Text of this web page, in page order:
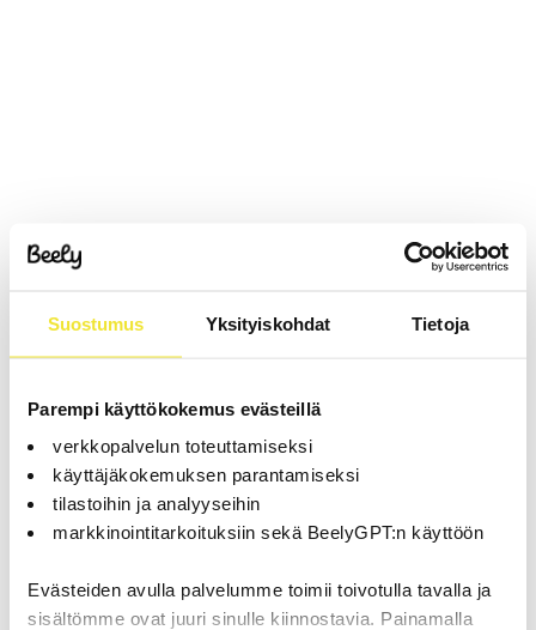
Suostumus Yksityiskohdat Tietoja
Parempi käyttökokemus evästeillä
verkkopalvelun toteuttamiseksi
käyttäjäkokemuksen parantamiseksi
tilastoihin ja analyyseihin
markkinointitarkoituksiin sekä BeelyGPT:n käyttöön
Evästeiden avulla palvelumme toimii toivotulla tavalla ja
sisältömme ovat juuri sinulle kiinnostavia. Painamalla